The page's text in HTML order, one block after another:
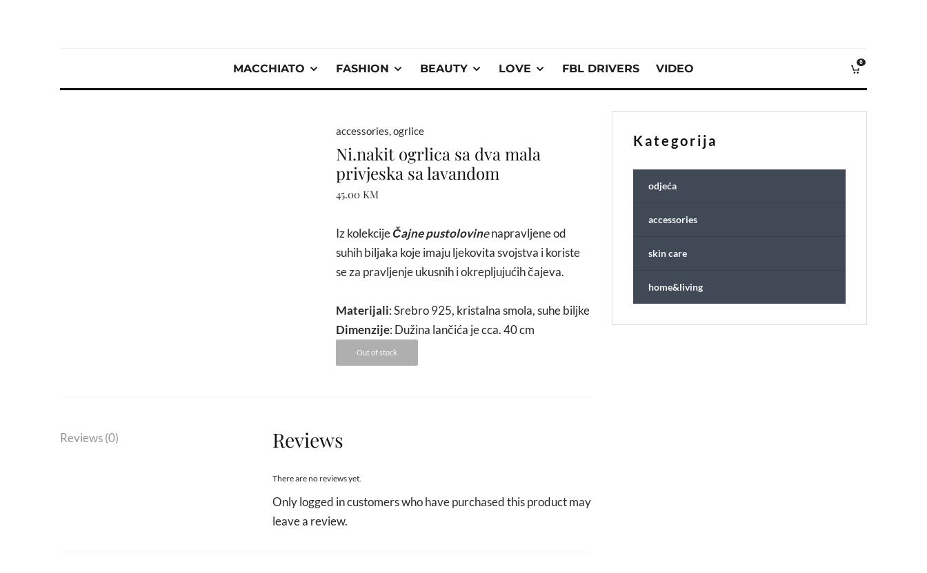
MACCHIATO FASHION BEAUTY LOVE FBL DRIVERS VIDEO 0
accessories,ogrlice
Ni.nakit ogrlica sa dva mala
privjeska sa lavandom
45.00 KM
Iz kolekcijeČajne pustolovinenapravljene od
suhih biljaka koje imaju ljekovita svojstva i koriste
se za pravljenje ukusnih i okrepljujućih čajeva.
Materijali: Srebro 925, kristalna smola, suhe biljke
Dimenzije: Dužina lančića je cca. 40 cm
Out of stock
Reviews (0) Reviews
There are no reviews yet.
Only logged in customers who have purchased this product may
leave a review.
Kategorija
odjeća
accessories
skin care
home&living